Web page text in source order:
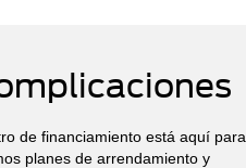
de financiamiento está aquí para
planes de arrendamiento y